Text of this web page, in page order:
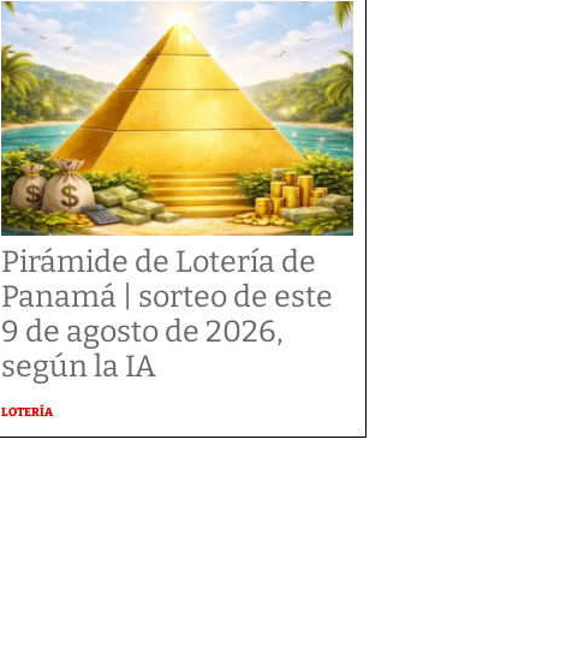
Pirámide de Lotería de
Panamá | sorteo de este
9 de agosto de 2026,
según la IA
LOTERÍA